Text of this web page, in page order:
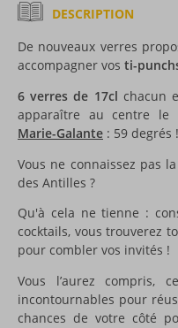
DESCRIPTION
De nouveaux verres
accompagner vos ti-
6 verres de 17cl chacun
apparaître au centre le
Marie-Galante : 59 degrés !
Vous ne connaissez pas
des Antilles ?
Qu'à cela ne tienne :
cocktails, vous trouverez
pour combler vos invités !
Vous l’aurez compris,
incontournables pour
chances de votre côté